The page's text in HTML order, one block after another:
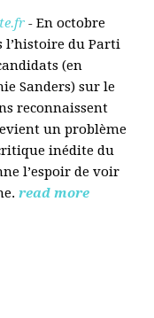
- En octobre
l’histoire du Parti
(en
Sanders) sur le
reconnaissent
un problème
inédite du
l’espoir de voir
read more